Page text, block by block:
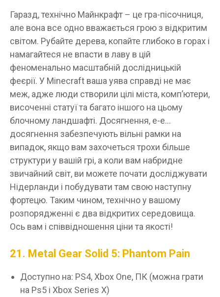
Гаразд, технічно Майнкрафт – це гра-пісочниця,
але вона все одно вважається грою з відкритим
світом. Рубайте дерева, копайте глибоко в горах і
намагайтеся не впасти в лаву в цій
феноменально масштабній дослідницькій
феєрії. У Minecraft ваша уява справді не має
меж, адже люди створили цілі міста, комп’ютери,
височенні статуї та багато іншого на цьому
блочному ландшафті. Досягнення, е-е…
досягнення забезпечують вільні рамки на
випадок, якщо вам захочеться трохи більше
структури у вашій грі, а коли вам набридне
звичайний світ, ви можете почати досліджувати
Нідерланди і побудувати там свою наступну
фортецю. Таким чином, технічно у вашому
розпорядженні є два відкритих середовища.
Ось вам і співвідношення ціни та якості!
21. Metal Gear Solid 5: Phantom Pain
Доступно на: PS4, Xbox One, ПК (можна грати
на Ps5 і Xbox Series X)